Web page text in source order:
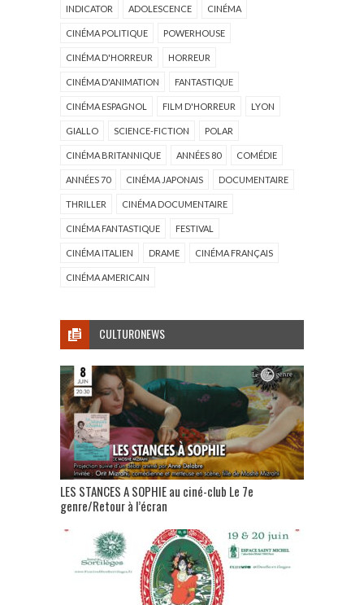
INDICATOR ADOLESCENCE CINÉMA
CINÉMA POLITIQUE POWERHOUSE
CINÉMA D'HORREUR HORREUR
CINÉMA D'ANIMATION FANTASTIQUE
CINÉMA ESPAGNOL FILM D'HORREUR LYON
GIALLO SCIENCE-FICTION POLAR
CINÉMA BRITANNIQUE ANNÉES 80 COMÉDIE
ANNÉES 70 CINÉMA JAPONAIS DOCUMENTAIRE
THRILLER CINÉMA DOCUMENTAIRE
CINÉMA FANTASTIQUE FESTIVAL
CINÉMA ITALIEN DRAME CINÉMA FRANÇAIS
CINÉMA AMERICAIN
CULTURONEWS
LES STANCES A SOPHIE au ciné-club Le 7e
genre/Retour à l’écran